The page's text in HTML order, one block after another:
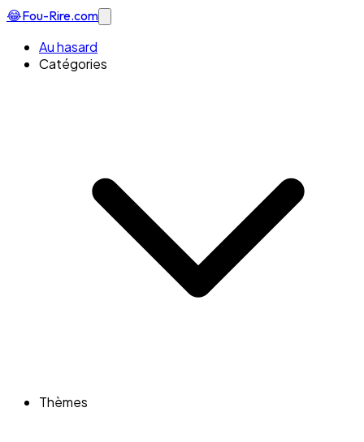
😂Fou-Rire.com
Au hasard
Catégories
Thèmes